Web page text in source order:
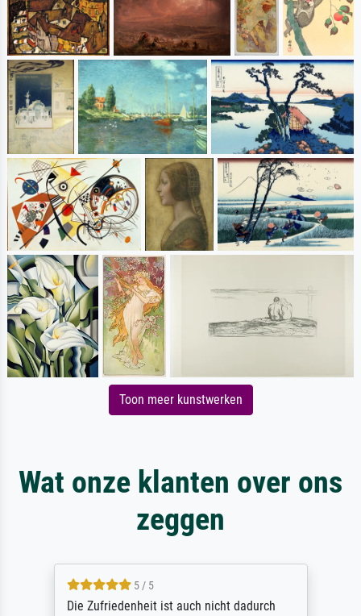
Toon meer kunstwerken
Wat onze klanten over ons
zeggen
5 / 5
Die Zufriedenheit ist auch nicht dadurch